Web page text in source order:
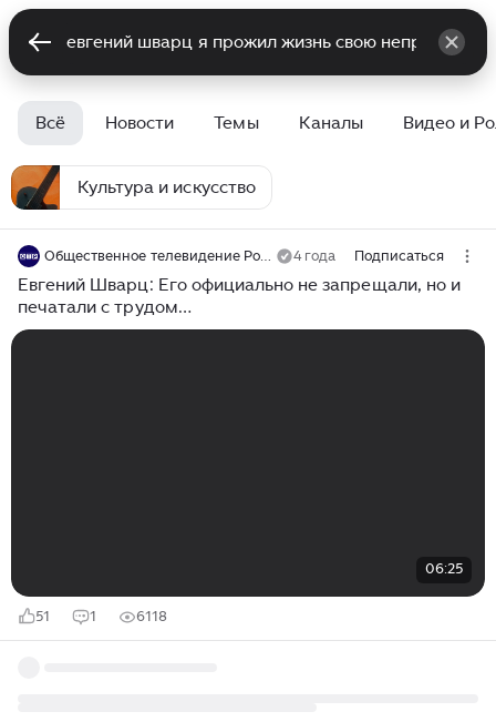
Всё Новости Темы Каналы Видео и
Культура и искусство
Общественное телевидение России 4 года Подписаться
Евгений Шварц: Его официально не запрещали, но и
печатали с трудом…
06:25
51 1 6118